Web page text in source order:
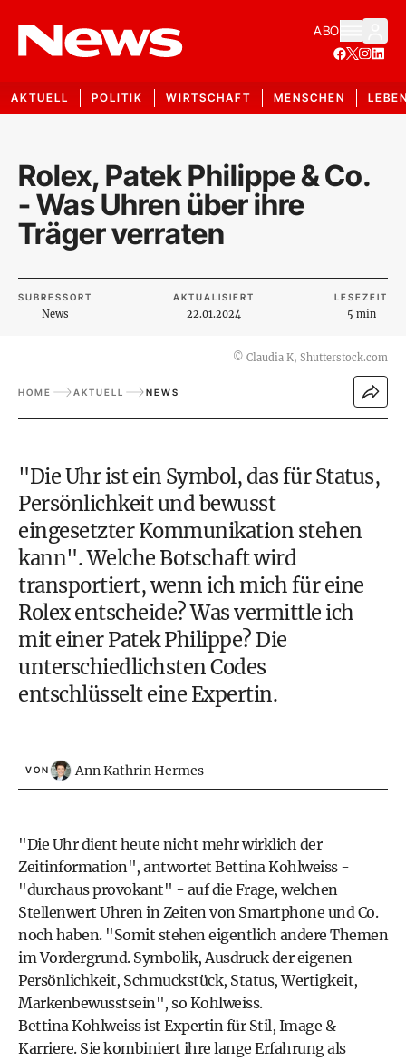
ABO
AKTUELL POLITIK WIRTSCHAFT MENSCHEN
Rolex, Patek Philippe & Co.
- Was Uhren über ihre
Träger verraten
SUBRESSORT
News
AKTUALISIERT
22.01.2024
LESEZEIT
5 min
© Claudia K, Shutterstock.com
HOME AKTUELL NEWS
"Die Uhr ist ein Symbol, das für Status,
Persönlichkeit und bewusst
eingesetzter Kommunikation stehen
kann". Welche Botschaft wird
transportiert, wenn ich mich für eine
Rolex entscheide? Was vermittle ich
mit einer Patek Philippe? Die
unterschiedlichsten Codes
entschlüsselt eine Expertin.
VON Ann Kathrin Hermes
"Die Uhr dient heute nicht mehr wirklich der
Zeitinformation", antwortet Bettina Kohlweiss -
"durchaus provokant" - auf die Frage, welchen
Stellenwert Uhren in Zeiten von Smartphone und Co.
noch haben. "Somit stehen eigentlich andere Themen
im Vordergrund. Symbolik, Ausdruck der eigenen
Persönlichkeit, Schmuckstück, Status, Wertigkeit,
Markenbewusstsein", so Kohlweiss.
Bettina Kohlweiss ist Expertin für Stil, Image &
Karriere. Sie kombiniert ihre lange Erfahrung als